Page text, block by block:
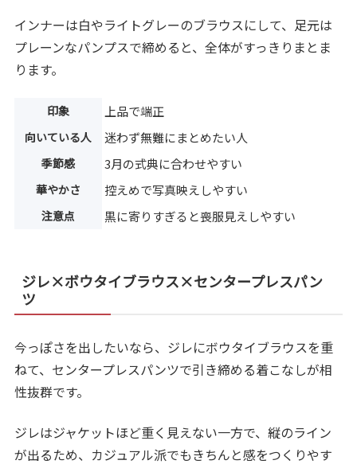
インナーは白やライトグレーのブラウスにして、足元は
プレーンなパンプスで締めると、全体がすっきりまとま
ります。
印象 上品で端正
向いている人 迷わず無難にまとめたい人
季節感 3月の式典に合わせやすい
華やかさ 控えめで写真映えしやすい
注意点 黒に寄りすぎると喪服見えしやすい
ジレ×ボウタイブラウス×センタープレスパン
ツ
今っぽさを出したいなら、ジレにボウタイブラウスを重
ねて、センタープレスパンツで引き締める着こなしが相
性抜群です。
ジレはジャケットほど重く見えない一方で、縦のライン
が出るため、カジュアル派でもきちんと感をつくりやす